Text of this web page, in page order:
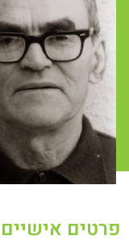
פרטים אישיים